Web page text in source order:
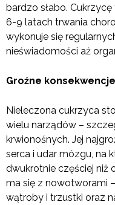
bardzo słabo.
6-9 latach trwania
wykonuje się
nieświadomości aż
Groźne konsekwencje
Nieleczona cukrzyca
wielu narządów –
krwionośnych. Jej
serca i udar mózgu, na
dwukrotnie częściej niż
ma się z nowotworami
wątroby i trzustki oraz